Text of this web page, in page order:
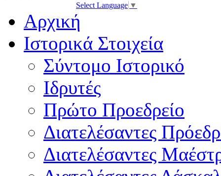
Select Language ▼
Αρχική
Ιστορικά Στοιχεία
Σύντομο Ιστορικό
Ιδρυτές
Πρώτο Προεδρείο
Διατελέσαντες
Διατελέσαντες